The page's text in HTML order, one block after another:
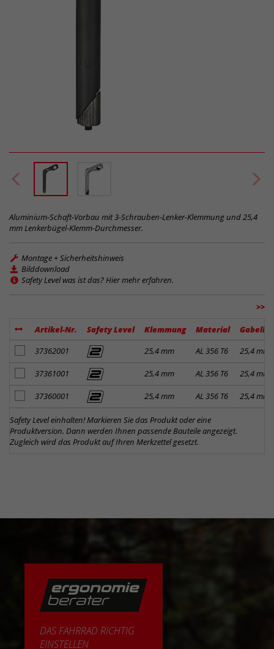
Aluminium-Schaft-Vorbau mit 3-Schrauben-Lenker-Klemmung und 25,4
mm Lenkerbügel-Klemm-Durchmesser.
Montage + Sicherheitshinweis
Bilddownload
Safety Level was ist das? Hier mehr erfahren.
>>
Artikel-Nr. Safety Level Klemmung Material
Artikel zum Merkzettel hinzufügen
37362001 25,4 mm AL 356 T6 25,4 mm
Artikel zum Merkzettel hinzufügen
37361001 25,4 mm AL 356 T6 25,4 mm
Artikel zum Merkzettel hinzufügen
37360001 25,4 mm AL 356 T6 25,4 mm
Safety Level einhalten! Markieren Sie das Produkt oder eine
Produktversion. Dann werden Ihnen passende Bauteile angezeigt.
Zugleich wird das Produkt auf Ihren Merkzettel gesetzt.
DAS FAHRRAD RICHTIG
EINSTELLEN